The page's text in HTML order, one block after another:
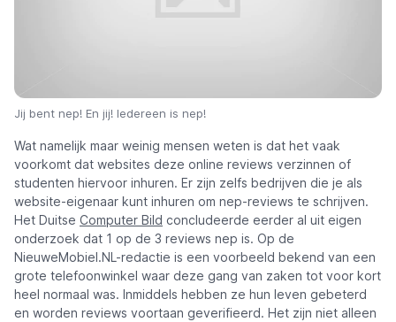
Jij bent nep! En jij! Iedereen is nep!
Wat namelijk maar weinig mensen weten is dat het vaak
voorkomt dat websites deze online reviews verzinnen of
studenten hiervoor inhuren. Er zijn zelfs bedrijven die je als
website-eigenaar kunt inhuren om nep-reviews te schrijven.
Het Duitse Computer Bild concludeerde eerder al uit eigen
onderzoek dat 1 op de 3 reviews nep is. Op de
NieuweMobiel.NL-redactie is een voorbeeld bekend van een
grote telefoonwinkel waar deze gang van zaken tot voor kort
heel normaal was. Inmiddels hebben ze hun leven gebeterd
en worden reviews voortaan geverifieerd. Het zijn niet alleen